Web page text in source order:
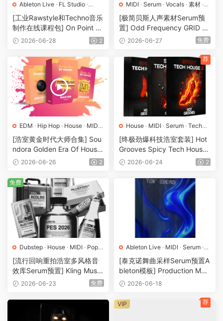
Ableton Live · FL Studio ·
Hardcore
MIDI ·Serum
Techno·工程· 教程·素材 ·采
样·预置
[工业Rawstyle和Techno音乐
制作在线课程包] On Point Sa
mples The Industrial Rawsty
RiAL]（10.2GB）
2026-06-28 2
MIDI · Serum · Vocals · 素材 ·
采样· 预置
[极简贝斯人声素材Serum预
置] Odd Frequency GRID 3
Full Bundle [WAV, MiDi]（92
2026-06-27 免费
EDM · Hip Hop · House · MIDI·
Serum · 素材· 采样· 预置
[浩室黄金时代大师合集] Sou
ndora Golden Era Of House
(Ultimate Edition) [WAV, MiD
2026-06-26 2
House · MIDI · Serum · Tech
House· 素材 · 采样 · 预置
[终极劲爆科技浩室套装] Hot
Grooves Spicy Tech House
Bundle [WAV, MiDi]（2.93G
2026-06-24 2
荐
Dubstep · House · MIDI · Pop·
Serum· 素材 · 采样 · 预置
[流行回响重拍浩室多风格音
效库Serum预置] Kling Music
PES 2026 Producer Pack
2026-06-23 免费
免费
Ableton Live · MIDI · Serum ·
Techno
工程 ·素材 采样·预
置
[泰克诺舞曲采样Serum预置A
bleton模板] Production Musi
c Live PML Dub Techno Sou
nth Presets, DAW Template
s]（596MB）
2026-06-18
VIP 荐